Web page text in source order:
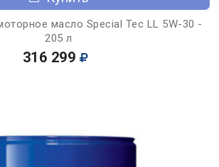
масло Special Tec LL 5W-30 -
205 л
316 299